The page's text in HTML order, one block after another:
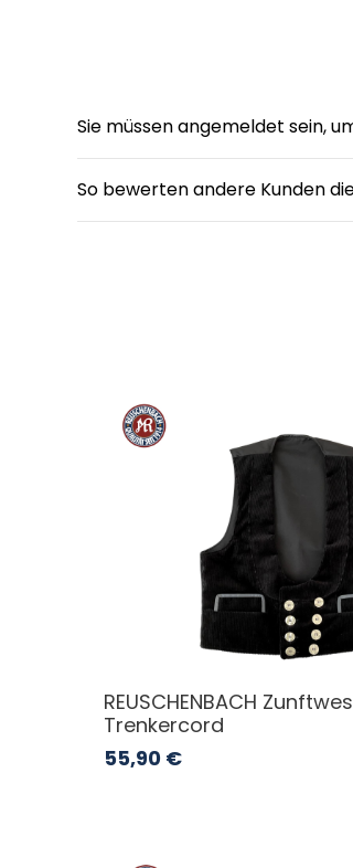
Sie müssen angemeldet sein,
So bewerten andere Kunden
REUSCHENBACH
Trenkercord
55,90 €